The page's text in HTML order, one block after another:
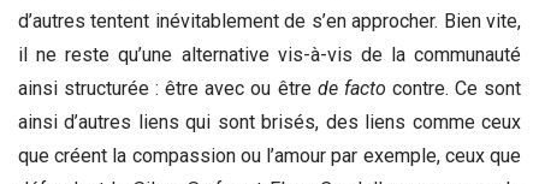
d’autres tentent inévitablement de s’en approcher. Bien vite,
il ne reste qu’une alternative vis-à-vis de la communauté
ainsi structurée : être avec ou être de facto contre. Ce sont
ainsi d’autres liens qui sont brisés, des liens comme ceux
que créent la compassion ou l’amour par exemple, ceux que